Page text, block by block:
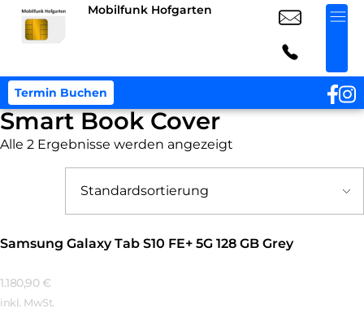
Mobilfunk Hofgarten
Termin Buchen
Smart Book Cover
Alle 2 Ergebnisse werden angezeigt
Samsung Galaxy Tab S10 FE+ 5G 128 GB Grey
1.180,90 €
inkl. MwSt.